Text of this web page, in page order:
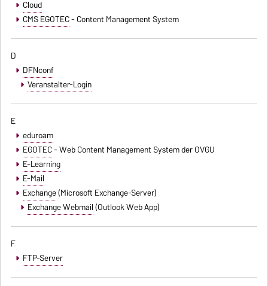
Cloud
CMS EGOTEC- Content Management System
D
DFNconf
Veranstalter-Login
E
eduroam
EGOTEC- Web Content Management System der OVGU
E-Learning
E-Mail
Exchange(Microsoft Exchange-Server)
Exchange Webmail(Outlook Web App)
F
FTP-Server